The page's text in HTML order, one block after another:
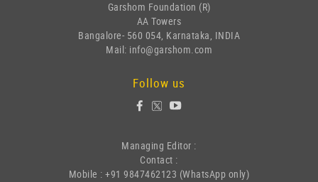
Garshom Foundation (R)
AA Towers
Bangalore- 560 054, Karnataka, INDIA
Mail: info@garshom.com
Follow us
Managing Editor :
Contact :
Mobile : +91 9847462123 (WhatsApp only)